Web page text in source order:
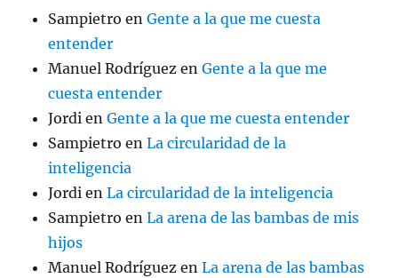
Sampietro enGente a la que me cuesta
entender
Manuel Rodríguez enGente a la que me
cuesta entender
Jordi enGente a la que me cuesta entender
Sampietro enLa circularidad de la
inteligencia
Jordi enLa circularidad de la inteligencia
Sampietro enLa arena de las bambas de mis
hijos
Manuel Rodríguez enLa arena de las bambas